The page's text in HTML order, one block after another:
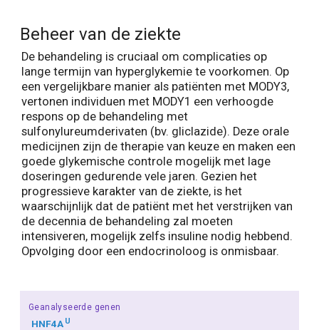
Beheer van de ziekte
De behandeling is cruciaal om complicaties op
lange termijn van hyperglykemie te voorkomen. Op
een vergelijkbare manier als patiënten met MODY3,
vertonen individuen met MODY1 een verhoogde
respons op de behandeling met
sulfonylureumderivaten (bv. gliclazide). Deze orale
medicijnen zijn de therapie van keuze en maken een
goede glykemische controle mogelijk met lage
doseringen gedurende vele jaren. Gezien het
progressieve karakter van de ziekte, is het
waarschijnlijk dat de patiënt met het verstrijken van
de decennia de behandeling zal moeten
intensiveren, mogelijk zelfs insuline nodig hebbend.
Opvolging door een endocrinoloog is onmisbaar.
Geanalyseerde genen
HNF4A U